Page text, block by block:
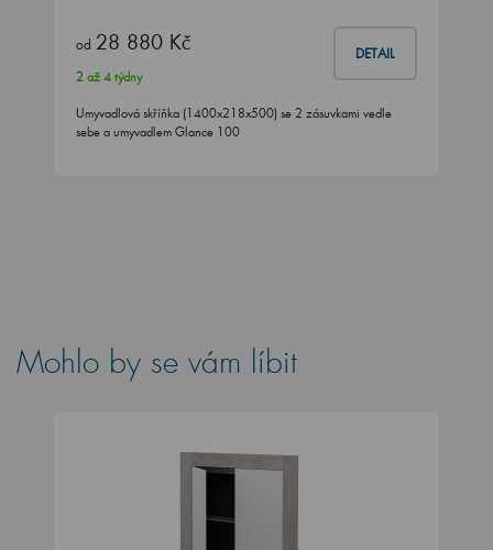
od 28 880 Kč DETAIL
2 až 4 týdny
Umyvadlová skříňka (1400x218x500) se 2 zásuvkami vedle
sebe a umyvadlem Glance 100
Mohlo by se vám líbit